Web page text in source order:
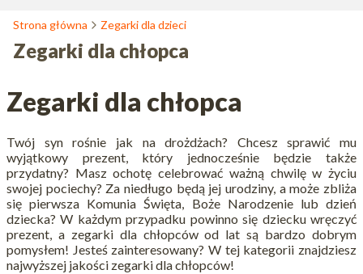
Strona główna Zegarki dla dzieci
Zegarki dla chłopca
Zegarki dla chłopca
Twój syn rośnie jak na drożdżach? Chcesz sprawić mu
wyjątkowy prezent, który jednocześnie będzie także
przydatny? Masz ochotę celebrować ważną chwilę w życiu
swojej pociechy? Za niedługo będą jej urodziny, a może zbliża
się pierwsza Komunia Święta, Boże Narodzenie lub dzień
dziecka? W każdym przypadku powinno się dziecku wręczyć
prezent, a zegarki dla chłopców od lat są bardzo dobrym
pomysłem! Jesteś zainteresowany? W tej kategorii znajdziesz
najwyższej jakości zegarki dla chłopców!